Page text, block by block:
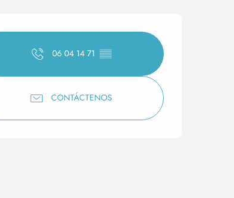
y datos de
06 04 14 71 ▒▒
CONTÁCTENOS